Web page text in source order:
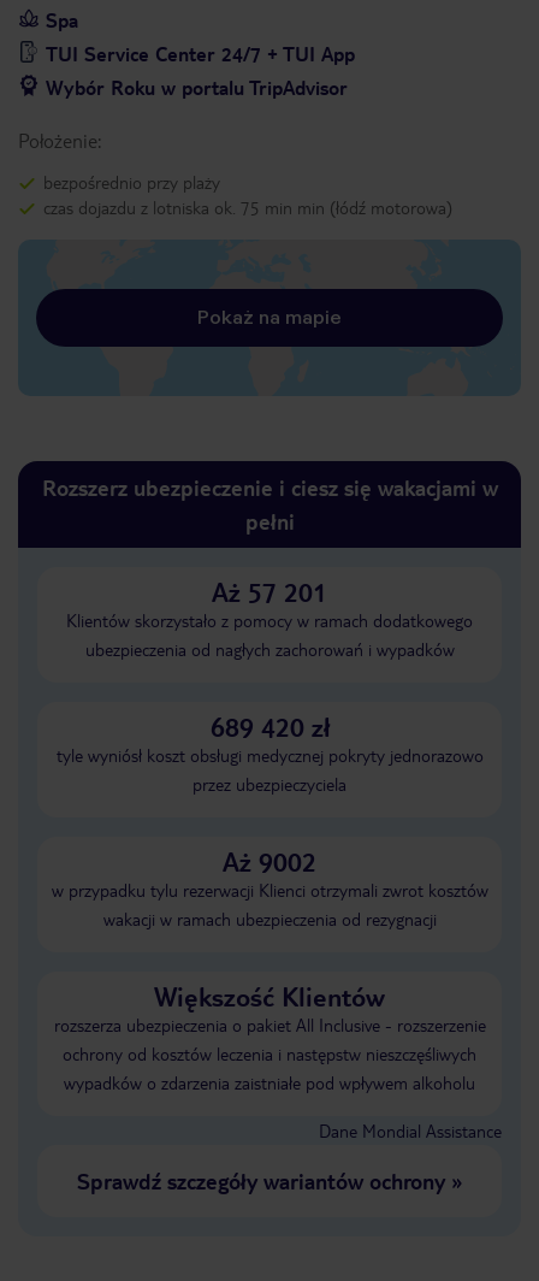
Spa
TUI Service Center 24/7 + TUI App
Wybór Roku w portalu TripAdvisor
Położenie:
bezpośrednio przy plaży
czas dojazdu z lotniska ok. 75 min min (łódź motorowa)
Pokaż na mapie
Rozszerz ubezpieczenie i ciesz się wakacjami w
pełni
Aż 57 201
Klientów skorzystało z pomocy w ramach dodatkowego
ubezpieczenia od nagłych zachorowań i wypadków
689 420 zł
tyle wyniósł koszt obsługi medycznej pokryty jednorazowo
przez ubezpieczyciela
Aż 9002
w przypadku tylu rezerwacji Klienci otrzymali zwrot kosztów
wakacji w ramach ubezpieczenia od rezygnacji
Większość Klientów
rozszerza ubezpieczenia o pakiet All Inclusive - rozszerzenie
ochrony od kosztów leczenia i następstw nieszczęśliwych
wypadków o zdarzenia zaistniałe pod wpływem alkoholu
Dane Mondial Assistance
Sprawdź szczegóły wariantów ochrony»